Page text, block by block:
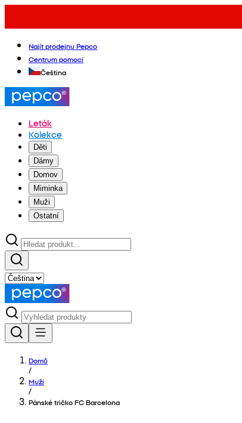
Najít prodejnu Pepco
Centrum pomoci
Čeština
Leták
Kolekce
Děti
Dámy
Domov
Miminka
Muži
Ostatní
Domů
/
Muži
/
Pánské tričko FC Barcelona